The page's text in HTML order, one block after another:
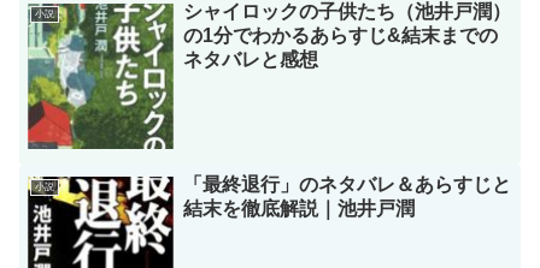
小説
シャイロックの子供たち（池井戸潤）
の1分でわかるあらすじ&結末までの
ネタバレと感想
小説
「最終退行」のネタバレ＆あらすじと
結末を徹底解説｜池井戸潤